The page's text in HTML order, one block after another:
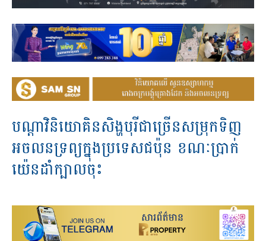
បណ្តាវិនិយោគិន​សិង្ហបុរីជាច្រើន​សម្រុកទិញ
អចលនទ្រព្យក្នុងប្រទេសជប៉ុន ខណៈប្រាក់
យ៉េនដាំក្បាលចុះ